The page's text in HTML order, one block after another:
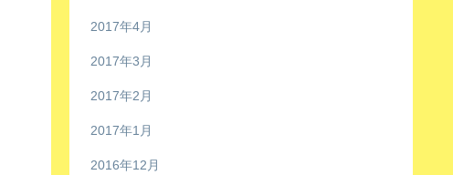
2017年4月
2017年3月
2017年2月
2017年1月
2016年12月